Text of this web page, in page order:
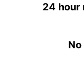
24 hour